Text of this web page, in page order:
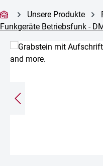
Unsere Produkte
Funkgeräte Betriebsfunk -
Bildergalerie überspringen